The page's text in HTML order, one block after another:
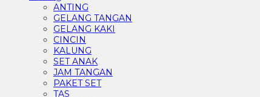
ANTING
GELANG TANGAN
GELANG KAKI
CINCIN
KALUNG
SET ANAK
JAM TANGAN
PAKET SET
TAS